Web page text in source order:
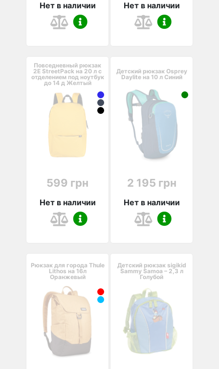
Нет в наличии Нет в наличии
Повседневный рюкзак
2Е StreetPack на 20 л с
отделением под ноутбук
до 14 д Желтый
599 грн
Нет в наличии
Детский рюкзак Osprey
Daylite на 10 л Синий
2 195 грн
Нет в наличии
Рюкзак для города Thule
Lithos на 16л
Оранжевый
Детский рюкзак sigikid
Sammy Samoa – 2,3 л
Голубой